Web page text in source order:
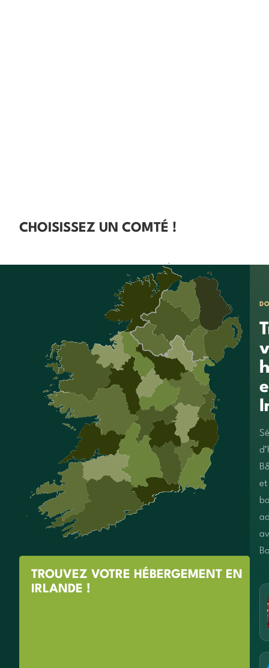
CHOISISSEZ UN COMTÉ !
TROUVEZ VOTRE HÉBERGEMENT EN
IRLANDE !
et